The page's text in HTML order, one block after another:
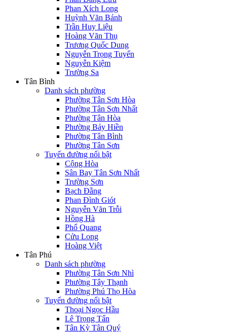
Phan Xích Long
Huỳnh Văn Bánh
Trần Huy Liệu
Hoàng Văn Thụ
Trương Quốc Dung
Nguyễn Trọng Tuyển
Nguyễn Kiệm
Trường Sa
Tân Bình
Danh sách phường
Phường Tân Sơn Hòa
Phường Tân Sơn Nhất
Phường Tân Hòa
Phường Bảy Hiền
Phường Tân Bình
Phường Tân Sơn
Tuyến đường nổi bật
Cộng Hòa
Sân Bay Tân Sơn Nhất
Trường Sơn
Bạch Đằng
Phan Đình Giót
Nguyễn Văn Trỗi
Hồng Hà
Phổ Quang
Cửu Long
Hoàng Việt
Tân Phú
Danh sách phường
Phường Tân Sơn Nhì
Phường Tây Thạnh
Phường Phú Thọ Hòa
Tuyến đường nổi bật
Thoại Ngọc Hầu
Lê Trọng Tấn
Tân Kỳ Tân Quý